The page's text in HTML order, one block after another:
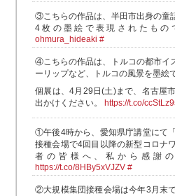
③こちらの作品は、半田市出身の童
4枚の墨絵で表現されたもの
ohmura_hideaki #
④こちらの作品は、トルコの都市イ
ーリップなど、トルコの風景を墨絵
個展は、4月29日(土)まで、名古屋
出かけください。
https://t.co/
①午後4時から、愛知県庁講堂にて
接種会場で4回目以降の新型コロナ
者の皆様へ、私から感謝
https://t.co/8HBy5xVJZV #
②大規模集団接種会場は今年3月末